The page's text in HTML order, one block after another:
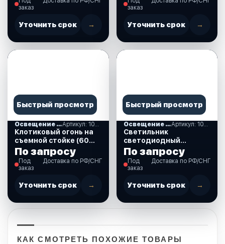
заказ
Уточнить срок →
con)
заказ
Уточнить срок →
Быстрый просмотр
Освещение и свет Артикул: 10261748
Клотиковый огонь на
съемной стойке (60
см), лампа
накаливания, 12 В
(10261748)
По запросу
Под
заказ
Доставка по РФ/СНГ
Уточнить срок →
Быстрый просмотр
Освещение и свет Артикул: 10250505
Светильник
светодиодный
прямоугол.
IP66,12/24B,110x37x16.
(10250505)
По запросу
Под
заказ
Доставка по РФ/СНГ
Уточнить срок →
КАК СМОТРЕТЬ ПОХОЖИЕ ТОВАРЫ